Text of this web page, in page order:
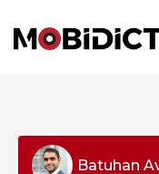
Batuhan